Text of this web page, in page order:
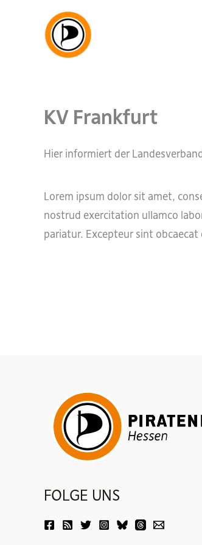
KV Frankfurt
Hier informiert der
Lorem ipsum dolor sit amet,
nostrud exercitation ullamco
pariatur. Excepteur sint
FOLGE UNS